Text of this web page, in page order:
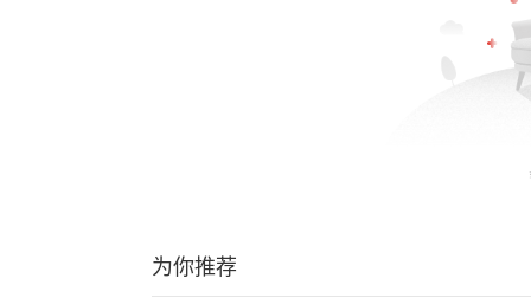
为你推荐